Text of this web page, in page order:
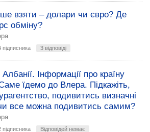
взяти – долари чи євро? Де
обміну?
підписника 3 відповіді
Інформації про країну
їдемо до Влера. Підкажіть,
подивитись визначні
все можна подивитись самим?
підписника Відповідей немає